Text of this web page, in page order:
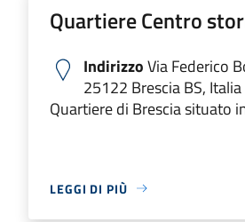
Quartiere Centro
IndirizzoVia Federico
25122 Brescia BS, Italia
Quartiere di Brescia situato
LEGGI DI PIÙ